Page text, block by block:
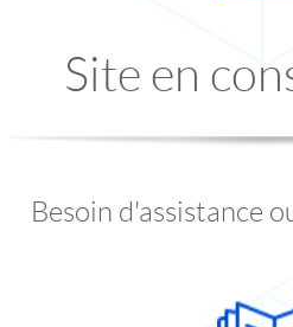
Site en
Besoin d'assistance